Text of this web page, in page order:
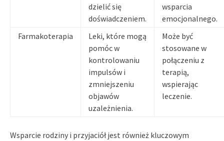
dzielić się
doświadczeniem.
wsparcia
emocjonalnego.
Farmakoterapia
Leki, które mogą
pomóc w
kontrolowaniu
impulsów i
zmniejszeniu
objawów
uzależnienia.
Może być
stosowane w
połączeniu z
terapią,
wspierając
leczenie.
Wsparcie rodziny i przyjaciół jest również kluczowym